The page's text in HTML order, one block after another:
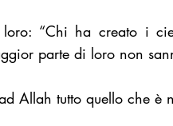
“Chi ha creato i
parte di loro non
Allah tutto quello che è